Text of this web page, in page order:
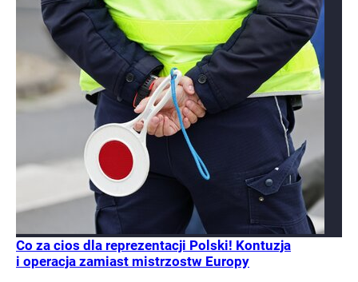
Co za cios dla reprezentacji Polski! Kontuzja
i operacja zamiast mistrzostw Europy